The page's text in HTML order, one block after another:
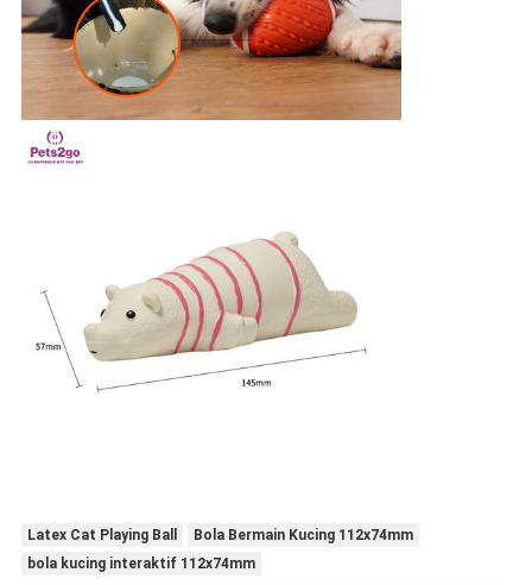
Latex Cat Playing Ball
Bola Bermain Kucing 112x74mm
bola kucing interaktif 112x74mm